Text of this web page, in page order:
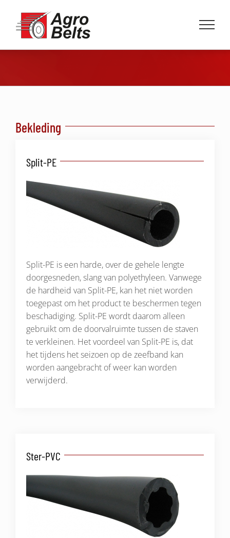
inhoud
Bekleding
Split-PE
Split-PE is een harde, over de gehele lengte
doorgesneden, slang van polyethyleen. Vanwege
de hardheid van Split-PE, kan het niet worden
toegepast om het product te beschermen tegen
beschadiging. Split-PE wordt daarom alleen
gebruikt om de doorvalruimte tussen de staven
te verkleinen. Het voordeel van Split-PE is, dat
het tijdens het seizoen op de zeefband kan
worden aangebracht of weer kan worden
verwijderd.
Ster-PVC